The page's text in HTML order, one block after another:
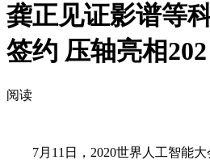
龚正见证影谱等
签约 压轴亮相202
阅读
7月11日，2020世界人工智能大